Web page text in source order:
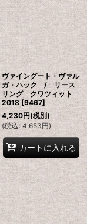
ヴァイングート・ヴァル
ガ・ハック / リース
リング クワツィット
2018 [9467]
4,230円(税別)
(税込 : 4,653円)
カートに入れる